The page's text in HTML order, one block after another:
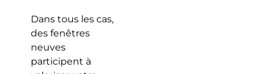
Dans tous les cas,
des fenêtres
neuves
participent à